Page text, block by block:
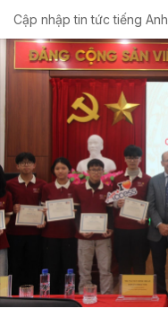
Cập nhập tin tức tiếng Anh